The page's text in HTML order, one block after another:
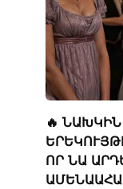
🔥
ՈՐ ՆԱ